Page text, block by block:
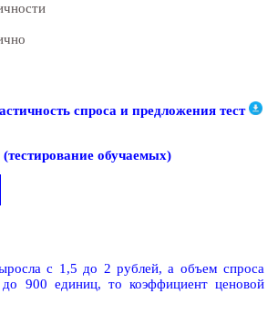
спроса и предложения тест
обучаемых)
с 1,5 до 2 рублей, а объем спроса
900 единиц, то коэффициент ценовой